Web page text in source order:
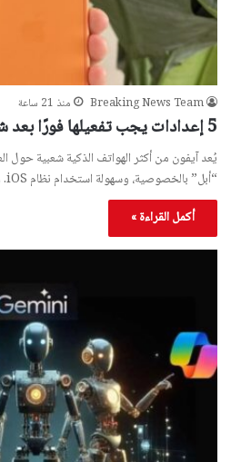
Breaking News Team منذ 21 ساعة
5 إعدادات يجب تفعيلها فورًا بعد شراء آيفون جديد
يُعد آيفون من أكثر الهواتف الذكية شعبية حول
“أبل” بالخصوصية، وسهولة استخدام نظام iOS. ورغم…
أكمل القراءة »